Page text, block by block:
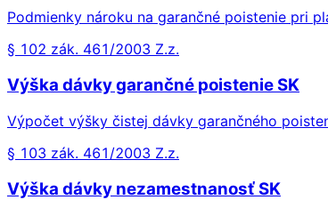
Podmienky nároku na garančné poistenie pri
§ 102 zák. 461/2003 Z.z.
Výška dávky garančné poistenie SK
Výpočet výšky čistej dávky garančného
§ 103 zák. 461/2003 Z.z.
Výška dávky nezamestnanosť SK